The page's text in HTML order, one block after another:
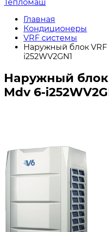
Тепломаш
Главная
Кондиционеры
VRF системы
Наружный блок
i252WV2GN1
Наружный блок
Mdv 6-